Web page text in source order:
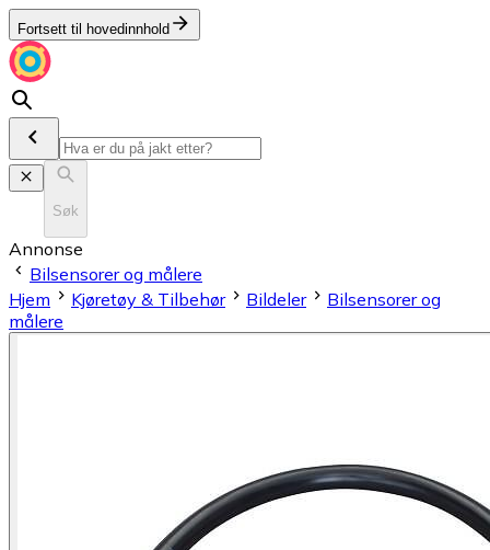
Fortsett til hovedinnhold
Søk
Annonse
Bilsensorer og målere
Hjem
Kjøretøy & Tilbehør Bildeler
Bilsensorer og
målere